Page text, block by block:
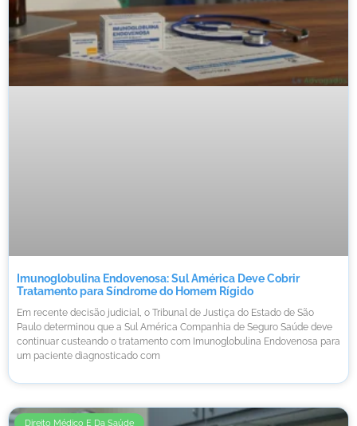
Imunoglobulina Endovenosa: Sul América Deve Cobrir
Tratamento para Síndrome do Homem Rígido
Em recente decisão judicial, o Tribunal de Justiça do Estado de São
Paulo determinou que a Sul América Companhia de Seguro Saúde deve
continuar custeando o tratamento com Imunoglobulina Endovenosa para
um paciente diagnosticado com
Direito Médico E Da Saúde